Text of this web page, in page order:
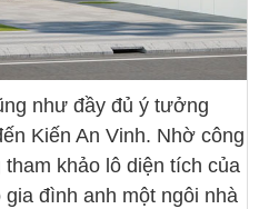
như đầy đủ ý tưởng
Kiến An Vinh. Nhờ công
khảo lô diện tích của
đình anh một ngôi nhà